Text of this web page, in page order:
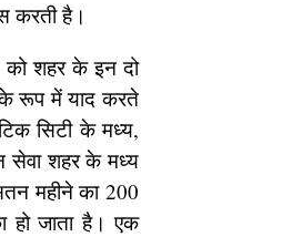
करती है।
को शहर के इन दो
के रूप में याद करते
सिटी के मध्य,
सेवा शहर के मध्य
महीने का 200
हो जाता है। एक